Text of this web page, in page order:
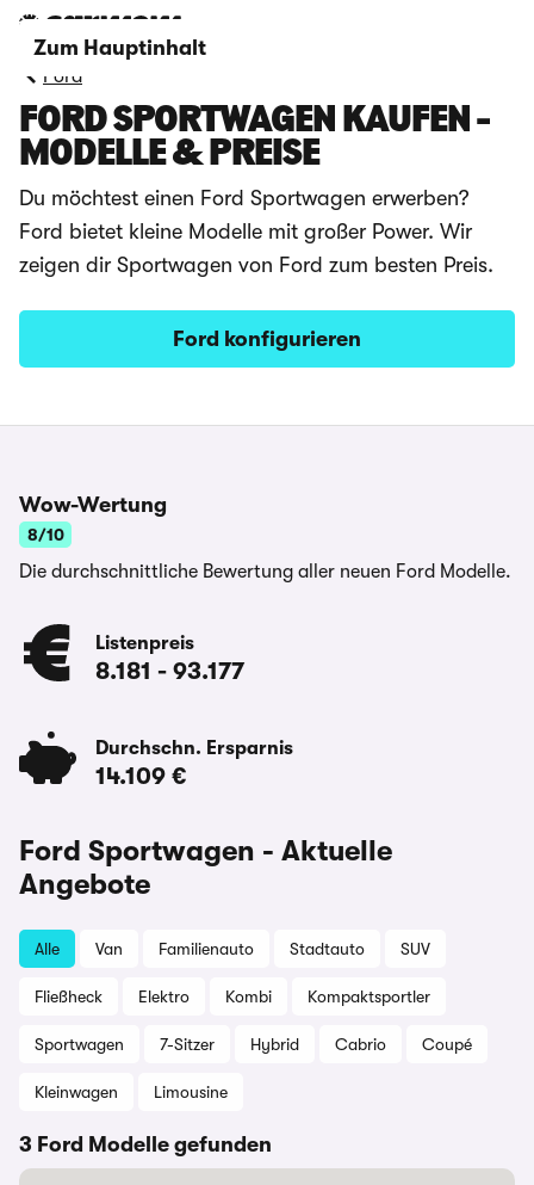
Zum Hauptinhalt
Ford
FORD SPORTWAGEN KAUFEN -
MODELLE & PREISE
Du möchtest einen Ford Sportwagen erwerben?
Ford bietet kleine Modelle mit großer Power. Wir
zeigen dir Sportwagen von Ford zum besten Preis.
Ford konfigurieren
Wow-Wertung
8/10
Die durchschnittliche Bewertung aller neuen Ford Modelle.
Listenpreis
8.181 - 93.177
Durchschn. Ersparnis
14.109 €
Ford Sportwagen - Aktuelle
Angebote
Alle Van Familienauto Stadtauto SUV
Fließheck Elektro Kombi Kompaktsportler
Sportwagen 7-Sitzer Hybrid Cabrio Coupé
Kleinwagen Limousine
3 Ford Modelle gefunden